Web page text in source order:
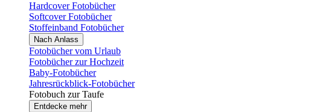
Hardcover Fotobücher
Softcover Fotobücher
Stoffeinband Fotobücher
Nach Anlass
Fotobücher vom Urlaub
Fotobücher zur Hochzeit
Baby-Fotobücher
Jahresrückblick-Fotobücher
Fotobuch zur Taufe
Entdecke mehr